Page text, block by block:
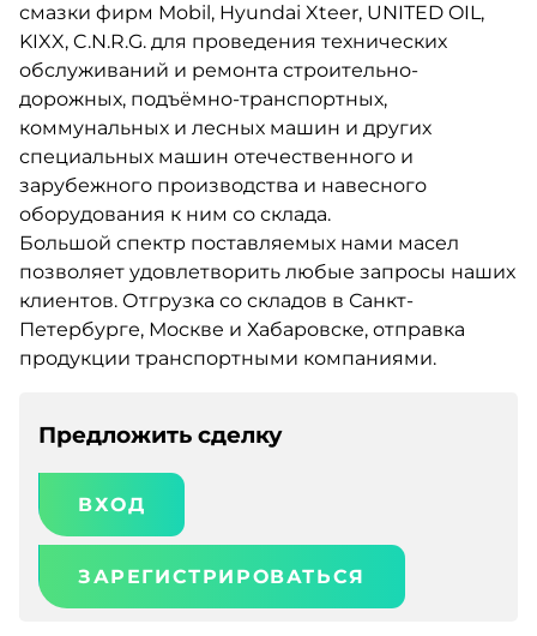
смазки фирм Mobil, Hyundai Xteer, UNITED OIL,
KIXX, C.N.R.G. для проведения технических
обслуживаний и ремонта строительно-
дорожных, подъёмно-транспортных,
коммунальных и лесных машин и других
специальных машин отечественного и
зарубежного производства и навесного
оборудования к ним со склада.
Большой спектр поставляемых нами масел
позволяет удовлетворить любые запросы наших
клиентов. Отгрузка со складов в Санкт-
Петербурге, Москве и Хабаровске, отправка
продукции транспортными компаниями.
Предложить сделку
ВХОД
ЗАРЕГИСТРИРОВАТЬСЯ